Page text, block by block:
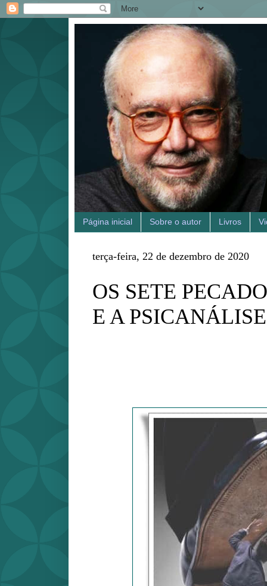
Página inicial Sobre o autor Livros
terça-feira, 22 de dezembro de 2020
OS SETE
E A PSICANÁLISE